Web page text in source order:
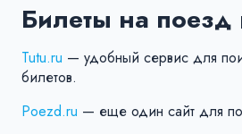
Билеты на поезд
Tutu.ru — удобный сервис для
билетов.
Poezd.ru — еще один сайт для